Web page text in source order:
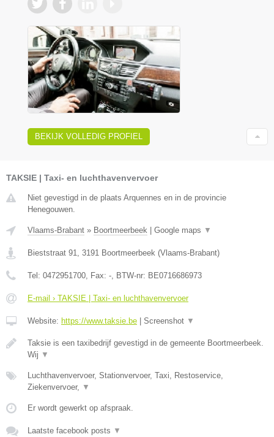
BEKIJK VOLLEDIG PROFIEL
TAKSIE | Taxi- en luchthavenvervoer
Niet gevestigd in de plaats Arquennes en in de provincie
Henegouwen.
Vlaams-Brabant » Boortmeerbeek Google maps ▼
Bieststraat 91, 3191 Boortmeerbeek (Vlaams-Brabant)
Tel: 0472951700, Fax: -, BTW-nr: BE0716686973
E-mail › TAKSIE | Taxi- en luchthavenvervoer
Website: https://www.taksie.be Screenshot ▼
Taksie is een taxibedrijf gevestigd in de gemeente Boortmeerbeek.
Wij ▼
Luchthavenvervoer, Stationvervoer, Taxi, Restoservice,
Ziekenvervoer, ▼
Er wordt gewerkt op afspraak.
Laatste facebook posts ▼